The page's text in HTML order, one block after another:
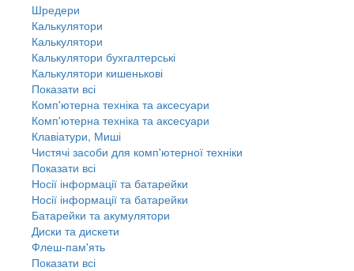
Шредери
Калькулятори
Калькулятори
Калькулятори бухгалтерські
Калькулятори кишенькові
Показати всі
Комп'ютерна техніка та аксесуари
Комп'ютерна техніка та аксесуари
Клавіатури, Миші
Чистячі засоби для комп'ютерної техніки
Показати всі
Носії інформації та батарейки
Носії інформації та батарейки
Батарейки та акумулятори
Диски та дискети
Флеш-пам'ять
Показати всі